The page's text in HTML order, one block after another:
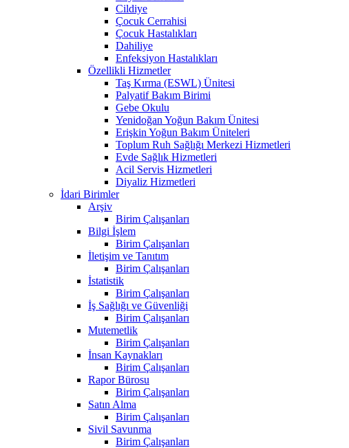
Cildiye
Çocuk Cerrahisi
Çocuk Hastalıkları
Dahiliye
Enfeksiyon Hastalıkları
Özellikli Hizmetler
Taş Kırma (ESWL) Ünitesi
Palyatif Bakım Birimi
Gebe Okulu
Yenidoğan Yoğun Bakım Ünitesi
Erişkin Yoğun Bakım Üniteleri
Toplum Ruh Sağlığı Merkezi Hizmetleri
Evde Sağlık Hizmetleri
Acil Servis Hizmetleri
Diyaliz Hizmetleri
İdari Birimler
Arşiv
Birim Çalışanları
Bilgi İşlem
Birim Çalışanları
İletişim ve Tanıtım
Birim Çalışanları
İstatistik
Birim Çalışanları
İş Sağlığı ve Güvenliği
Birim Çalışanları
Mutemetlik
Birim Çalışanları
İnsan Kaynakları
Birim Çalışanları
Rapor Bürosu
Birim Çalışanları
Satın Alma
Birim Çalışanları
Sivil Savunma
Birim Çalışanları